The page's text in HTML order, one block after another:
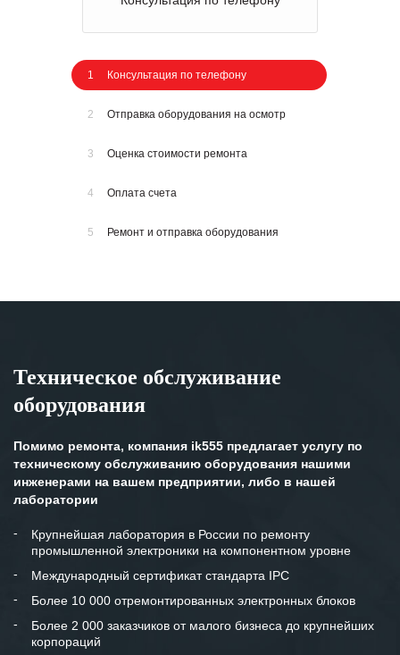
1 Консультация по телефону
2 Отправка оборудования на осмотр
3 Оценка стоимости ремонта
4 Оплата счета
5 Ремонт и отправка оборудования
Техническое обслуживание
оборудования
Помимо ремонта, компания ik555 предлагает услугу по
техническому обслуживанию оборудования нашими
инженерами на вашем предприятии, либо в нашей
лаборатории
Крупнейшая лаборатория в России по ремонту
промышленной электроники на компонентном уровне
Международный сертификат стандарта IPC
Более 10 000 отремонтированных электронных блоков
Более 2 000 заказчиков от малого бизнеса до крупнейших
корпораций